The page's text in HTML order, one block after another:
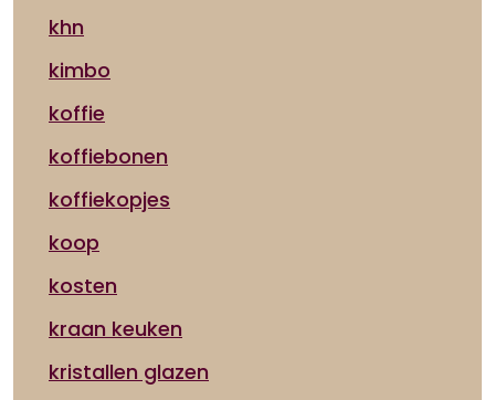
khn
kimbo
koffie
koffiebonen
koffiekopjes
koop
kosten
kraan keuken
kristallen glazen